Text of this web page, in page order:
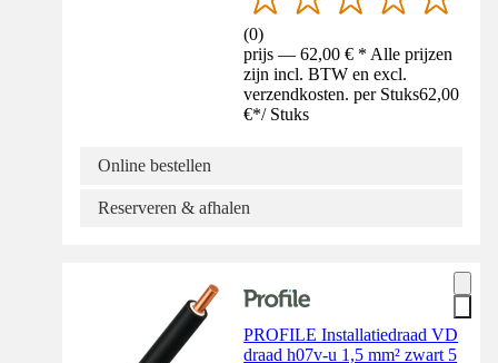
(0)
prijs — 62,00 € * Alle prijzen
zijn incl. BTW en excl.
verzendkosten. per Stuks62,00
€*/ Stuks
Online bestellen
Reserveren & afhalen
PROFILE Installatiedraad VD
draad h07v-u 1,5 mm² zwart 5